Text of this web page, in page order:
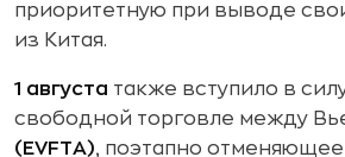
приоритетную при выводе
из Китая.
1 августа также вступило в
свободной торговле между
(EVFTA), поэтапно отменяющее